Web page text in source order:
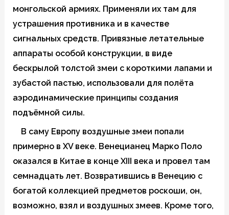
монгольской армиях. Применяли их там для
устрашения противника и в качестве
сигнальных средств. Привязные летательные
аппараты особой конструкции, в виде
бескрылой толстой змеи с короткими лапами и
зубастой пастью, использовали для полёта
аэродинамические принципы создания
подъёмной силы.
В саму Европу воздушные змеи попали
примерно в XV веке. Венецианец Марко Поло
оказался в Китае в конце XIII века и провел там
семнадцать лет. Возвратившись в Венецию с
богатой коллекцией предметов роскоши, он,
возможно, взял и воздушных змеев. Кроме того,